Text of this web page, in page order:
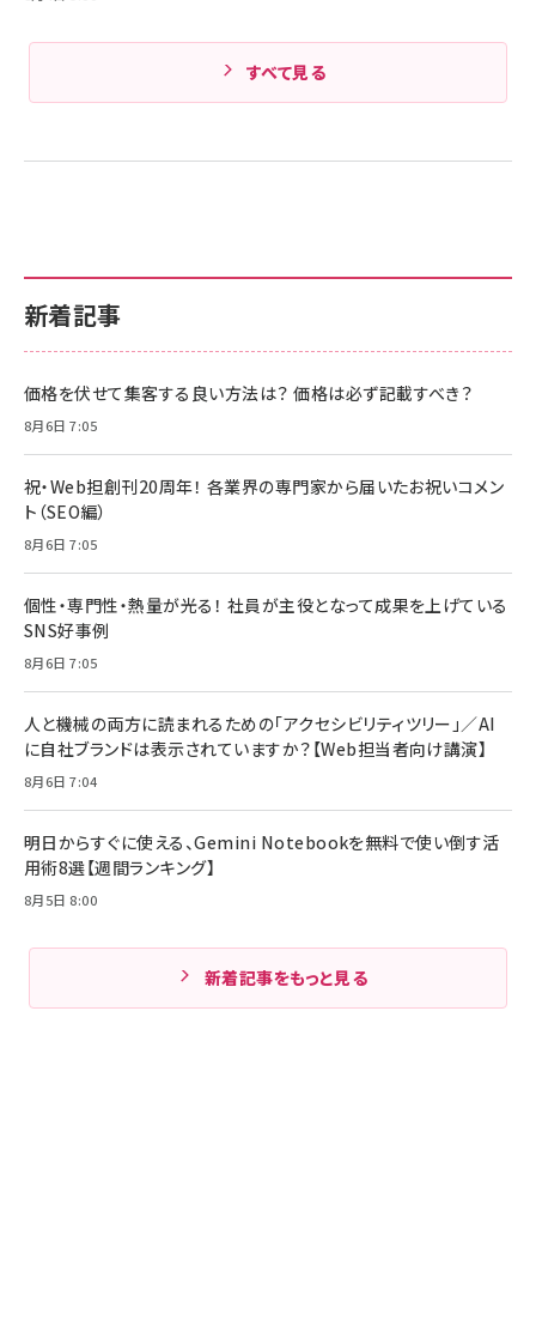
新着記事
価格を伏せて集客する良い方法は？ 価格は必ず記載すべき？
8月6日 7:05
祝・Web担創刊20周年！ 各業界の専門家から届いたお祝いコメン
ト（SEO編）
8月6日 7:05
個性・専門性・熱量が光る！ 社員が主役となって成果を上げている
SNS好事例
8月6日 7:05
人と機械の両方に読まれるための「アクセシビリティツリー」／AI
に自社ブランドは表示されていますか？【Web担当者向け講演】
8月6日 7:04
明日からすぐに使える、Gemini Notebookを無料で使い倒す活
用術8選【週間ランキング】
8月5日 8:00
新着記事をもっと見る
すべて見る